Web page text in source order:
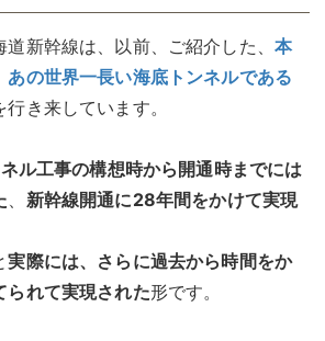
新幹線は、以前、ご紹介した、 本
あの世界一長い海底トンネルである
行き来しています。
ル工事の構想時から開通時までには
、 新幹線開通に28年間をかけて実現
実際には、さらに過去から時間をか
られて実現された形です。